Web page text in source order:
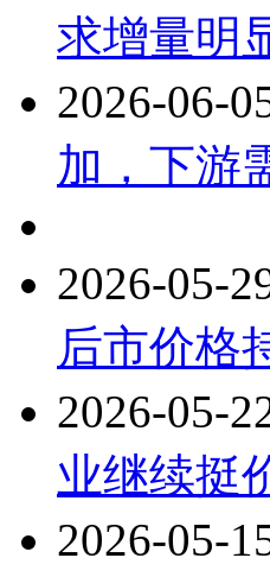
求增量明
2026-06-
加，下游
2026-05-
后市价格
2026-05-
业继续挺
2026-05-